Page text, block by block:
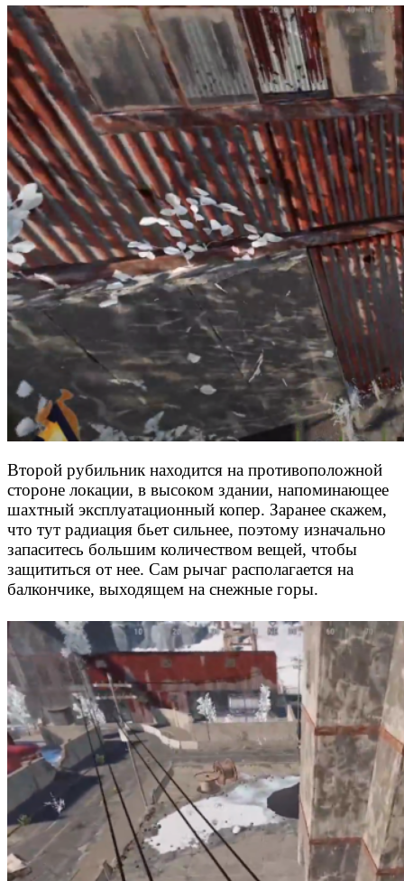
Второй рубильник находится на противоположной
стороне локации, в высоком здании, напоминающее
шахтный эксплуатационный копер. Заранее скажем,
что тут радиация бьет сильнее, поэтому изначально
запаситесь большим количеством вещей, чтобы
защититься от нее. Сам рычаг располагается на
балкончике, выходящем на снежные горы.